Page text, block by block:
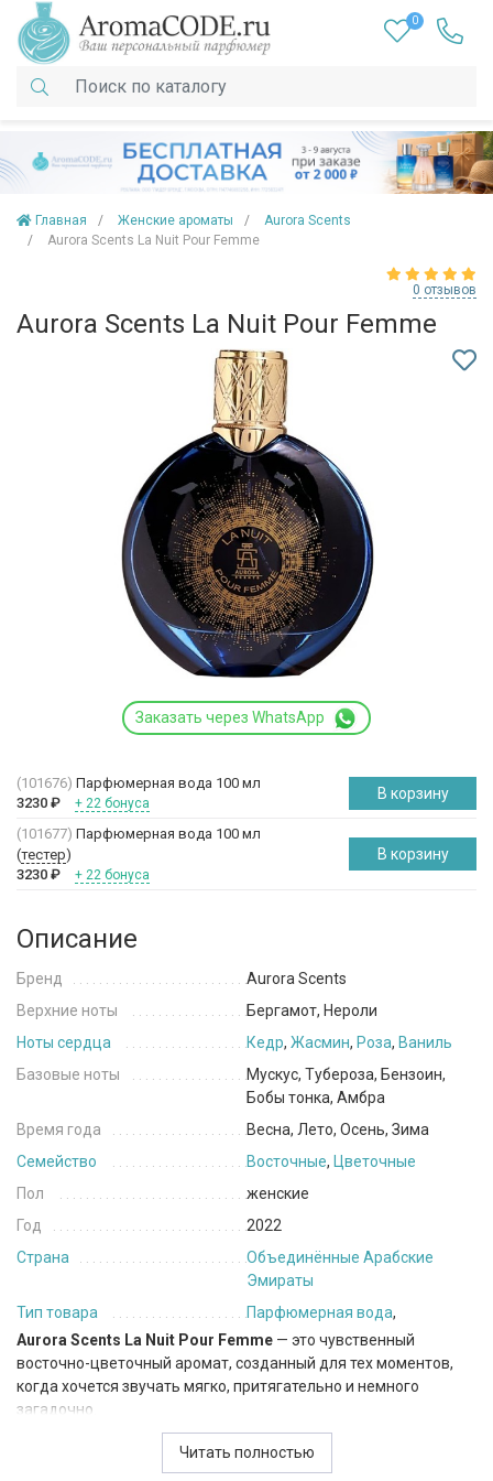
0
Главная Женские ароматы
Aurora Scents
Aurora Scents La Nuit Pour Femme
0 отзывов
Aurora Scents La Nuit Pour Femme
Заказать через WhatsApp
(101676) Парфюмерная вода 100 мл
3230 ₽ + 22 бонуса
В корзину
(101677) Парфюмерная вода 100 мл
(тестер)
3230 ₽ + 22 бонуса
В корзину
Описание
Бренд
Aurora Scents
Верхние ноты
Бергамот, Нероли
Ноты сердца
Кедр, Жасмин, Роза, Ваниль
Базовые ноты
Мускус, Тубероза, Бензоин,
Бобы тонка, Амбра
Время года
Весна, Лето, Осень, Зима
Семейство
Восточные, Цветочные
Пол
женские
Год
2022
Страна
Объединённые Арабские
Эмираты
Тип товара
Парфюмерная вода,
Aurora Scents La Nuit Pour Femme — это чувственный
восточно-цветочный аромат, созданный для тех моментов,
когда хочется звучать мягко, притягательно и немного
загадочно.
Открытие светлое и элегантное: бергамот придаёт свежесть и
лёгкую искристость, а нероли добавляет нежную цитрусово-
Читать полностью